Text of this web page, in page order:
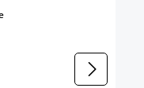
auswählen